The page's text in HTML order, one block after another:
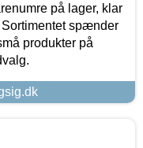
på lager, klar
spænder
produkter på